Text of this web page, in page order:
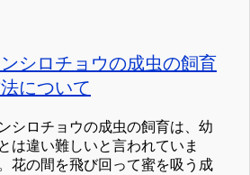
シロチョウの成虫の飼育
について
シロチョウの成虫の飼育は、幼
は違い難しいと言われていま
花の間を飛び回って蜜を吸う成